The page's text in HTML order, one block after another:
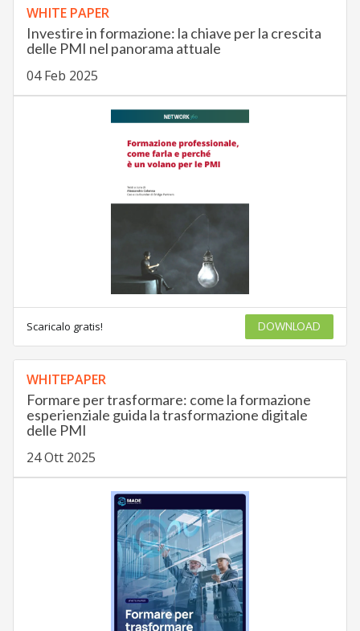
WHITE PAPER
Investire in formazione: la chiave per la crescita
delle PMI nel panorama attuale
04 Feb 2025
Scaricalo gratis! DOWNLOAD
WHITEPAPER
Formare per trasformare: come la formazione
esperienziale guida la trasformazione digitale
delle PMI
24 Ott 2025